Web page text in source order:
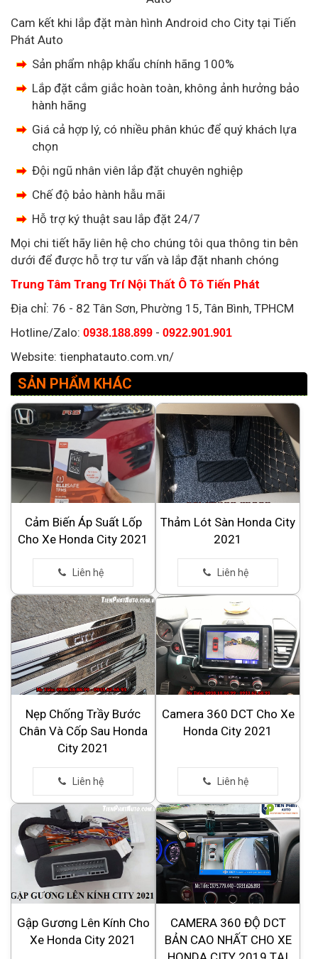
Cam kết khi lắp đặt màn hình Android cho City tại Tiến
Phát Auto
Sản phẩm nhập khẩu chính hãng 100%
Lắp đặt cắm giắc hoàn toàn, không ảnh hưởng bảo
hành hãng
Giá cả hợp lý, có nhiều phân khúc để quý khách lựa
chọn
Đội ngũ nhân viên lắp đặt chuyên nghiệp
Chế độ bảo hành hẫu mãi
Hỗ trợ ký thuật sau lắp đặt 24/7
Mọi chi tiết hãy liên hệ cho chúng tôi qua thông tin bên
dưới để được hỗ trợ tư vấn và lắp đặt nhanh chóng
Trung Tâm Trang Trí Nội Thất Ô Tô Tiến Phát
Địa chỉ: 76 - 82 Tân Sơn, Phường 15, Tân Bình, TPHCM
Hotline/Zalo: 0938.188.899 - 0922.901.901
Website: tienphatauto.com.vn/
SẢN PHẨM KHÁC
Cảm Biến Áp Suất Lốp
Cho Xe Honda City 2021
Thảm Lót Sàn Honda City
2021
Nẹp Chống Trầy Bước
Chân Và Cốp Sau Honda
City 2021
Camera 360 DCT Cho Xe
Honda City 2021
Gập Gương Lên Kính Cho
Xe Honda City 2021
CAMERA 360 ĐỘ DCT
BẢN CAO NHẤT CHO XE